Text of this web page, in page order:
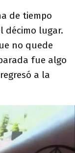
de tiempo
décimo lugar.
no quede
fue algo
a la